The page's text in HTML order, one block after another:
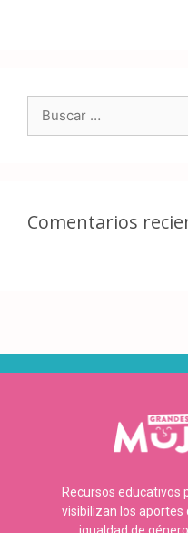
Comentarios
Recursos educativos
visibilizan los
igualdad de